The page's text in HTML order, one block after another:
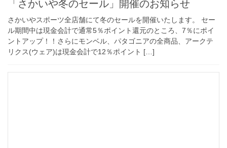
「さかいや冬のセール」開催のお知らせ
さかいやスポーツ全店舗にて冬のセールを開催いたします。 セー
ル期間中は現金会計で通常5％ポイント還元のところ、7％にポイ
ントアップ！！さらにモンベル、パタゴニアの全商品、アークテ
リクス(ウェア)は現金会計で12％ポイント […]